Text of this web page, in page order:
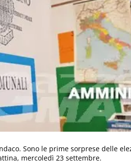
Sono le prime sorprese delle
mercoledì 23 settembre.